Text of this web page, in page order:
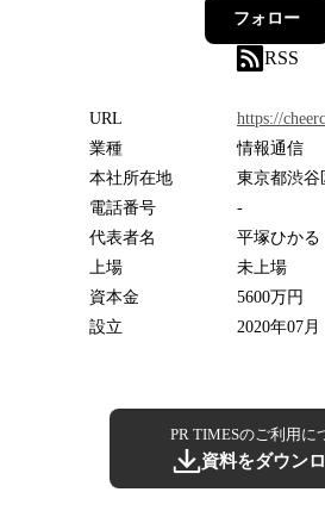
フォロー
RSS
URL
https://
業種
情報通信
本社所在地
東京都渋谷
電話番号
-
代表者名
平塚ひかる
上場
未上場
資本金
5600万円
設立
2020年07月
PR TIMESのご利用に
資料をダウン